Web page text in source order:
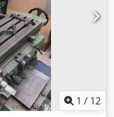
1 / 12